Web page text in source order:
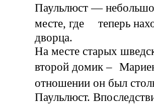
Паульлюст —
месте, где теперь
дворца.
На месте старых
второй домик –
отношении он был
Паульлюст.